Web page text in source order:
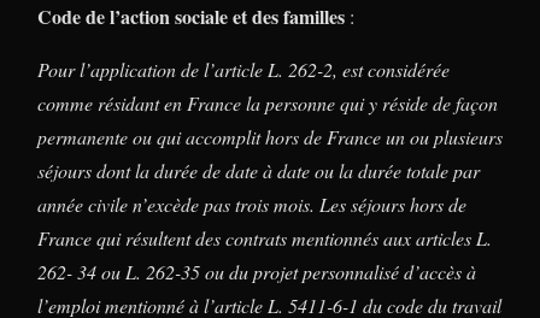
Code de l’action sociale et des familles :
Pour l’application de l’article L. 262-2, est considérée
comme résidant en France la personne qui y réside de façon
permanente ou qui accomplit hors de France un ou plusieurs
séjours dont la durée de date à date ou la durée totale par
année civile n’excède pas trois mois. Les séjours hors de
France qui résultent des contrats mentionnés aux articles L.
262- 34 ou L. 262-35 ou du projet personnalisé d’accès à
l’emploi mentionné à l’article L. 5411-6-1 du code du travail